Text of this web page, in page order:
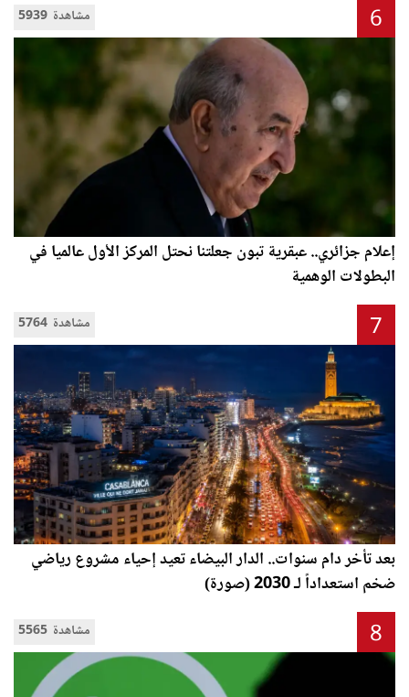
5939 مشاهدة 6
إعلام جزائري.. عبقرية تبون جعلتنا نحتل المركز الأول عالميا في
البطولات الوهمية
5764 مشاهدة 7
بعد تأخر دام سنوات.. الدار البيضاء تعيد إحياء مشروع رياضي
ضخم استعداداً لـ 2030 (صورة)
5565 مشاهدة 8